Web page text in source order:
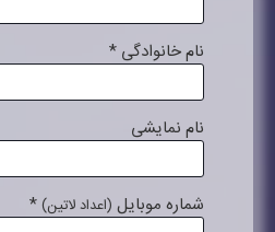
نام خانوادگی *
نام نمایشی
شماره موبایل (اعداد لاتین) *